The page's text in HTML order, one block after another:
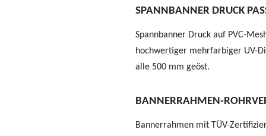
SPANNBANNER DRUCK
Spannbanner Druck auf PVC-
hochwertiger mehrfarbiger UV-
alle 500 mm geöst.
BANNERRAHMEN-
Bannerrahmen mit TÜV-